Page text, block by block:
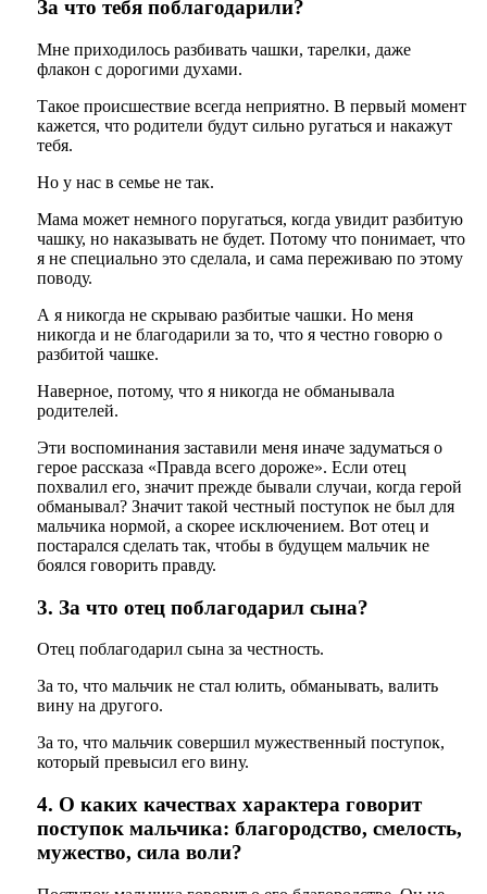
За что тебя поблагодарили?
Мне приходилось разбивать чашки, тарелки, даже
флакон с дорогими духами.
Такое происшествие всегда неприятно. В первый момент
кажется, что родители будут сильно ругаться и накажут
тебя.
Но у нас в семье не так.
Мама может немного поругаться, когда увидит разбитую
чашку, но наказывать не будет. Потому что понимает, что
я не специально это сделала, и сама переживаю по этому
поводу.
А я никогда не скрываю разбитые чашки. Но меня
никогда и не благодарили за то, что я честно говорю о
разбитой чашке.
Наверное, потому, что я никогда не обманывала
родителей.
Эти воспоминания заставили меня иначе задуматься о
герое рассказа «Правда всего дороже». Если отец
похвалил его, значит прежде бывали случаи, когда герой
обманывал? Значит такой честный поступок не был для
мальчика нормой, а скорее исключением. Вот отец и
постарался сделать так, чтобы в будущем мальчик не
боялся говорить правду.
3. За что отец поблагодарил сына?
Отец поблагодарил сына за честность.
За то, что мальчик не стал юлить, обманывать, валить
вину на другого.
За то, что мальчик совершил мужественный поступок,
который превысил его вину.
4. О каких качествах характера говорит
поступок мальчика: благородство, смелость,
мужество, сила воли?